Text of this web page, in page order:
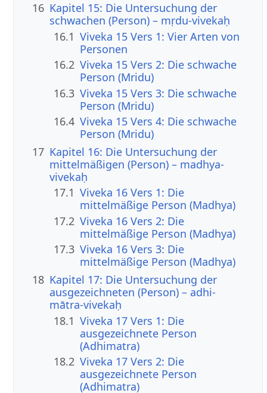
16 Kapitel 15: Die Untersuchung der
schwachen (Person) – mṛdu-vivekaḥ
16.1 Viveka 15 Vers 1: Vier Arten von
Personen
16.2 Viveka 15 Vers 2: Die schwache
Person (Mridu)
16.3 Viveka 15 Vers 3: Die schwache
Person (Mridu)
16.4 Viveka 15 Vers 4: Die schwache
Person (Mridu)
17 Kapitel 16: Die Untersuchung der
mittelmäßigen (Person) – madhya-
vivekaḥ
17.1 Viveka 16 Vers 1: Die
mittelmäßige Person (Madhya)
17.2 Viveka 16 Vers 2: Die
mittelmäßige Person (Madhya)
17.3 Viveka 16 Vers 3: Die
mittelmäßige Person (Madhya)
18 Kapitel 17: Die Untersuchung der
ausgezeichneten (Person) – adhi-
mātra-vivekaḥ
18.1 Viveka 17 Vers 1: Die
ausgezeichnete Person
(Adhimatra)
18.2 Viveka 17 Vers 2: Die
ausgezeichnete Person
(Adhimatra)